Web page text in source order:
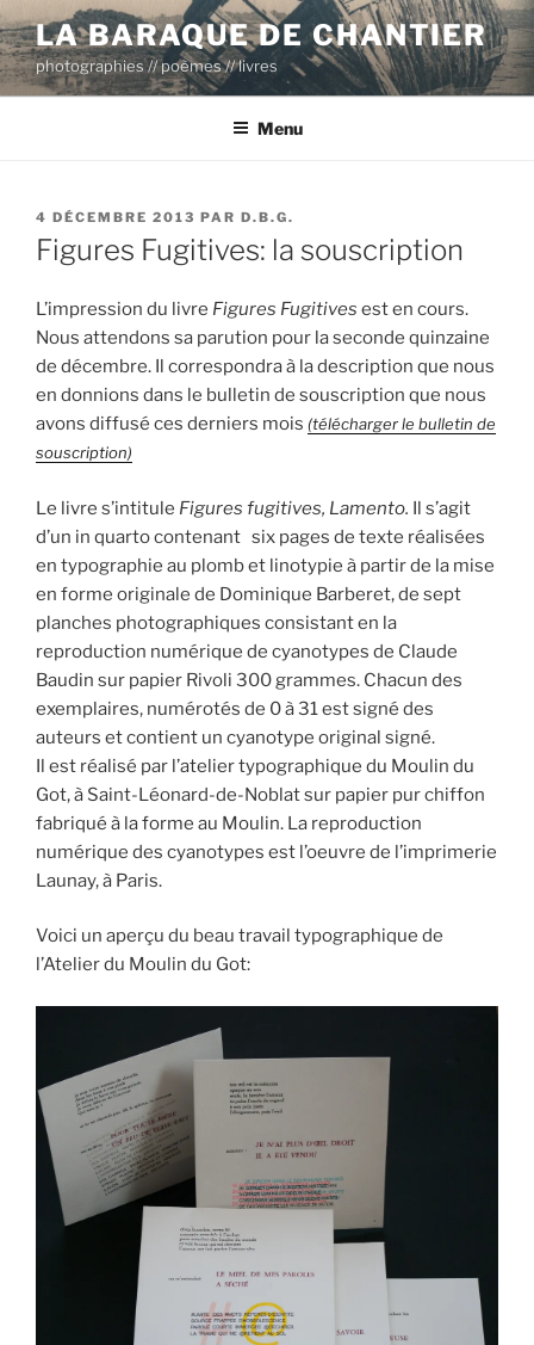
Aller
au
contenu
principal
LA BARAQUE DE CHANTIER
photographies // poèmes // livres
Menu
PUBLIÉ
LE
4 DÉCEMBRE 2013 PAR D.B.G.
Figures Fugitives: la souscription
L’impression du livre Figures Fugitives est en cours.
Nous attendons sa parution pour la seconde quinzaine
de décembre. Il correspondra à la description que nous
en donnions dans le bulletin de souscription que nous
avons diffusé ces derniers mois (télécharger le bulletin de
souscription)
Le livre s’intitule Figures fugitives, Lamento. Il s’agit
d’un in quarto contenant six pages de texte réalisées
en typographie au plomb et linotypie à partir de la mise
en forme originale de Dominique Barberet, de sept
planches photographiques consistant en la
reproduction numérique de cyanotypes de Claude
Baudin sur papier Rivoli 300 grammes. Chacun des
exemplaires, numérotés de 0 à 31 est signé des
auteurs et contient un cyanotype original signé.
Il est réalisé par l’atelier typographique du Moulin du
Got, à Saint-Léonard-de-Noblat sur papier pur chiffon
fabriqué à la forme au Moulin. La reproduction
numérique des cyanotypes est l’oeuvre de l’imprimerie
Launay, à Paris.
Voici un aperçu du beau travail typographique de
l’Atelier du Moulin du Got: